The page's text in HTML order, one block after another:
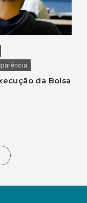
da Bolsa